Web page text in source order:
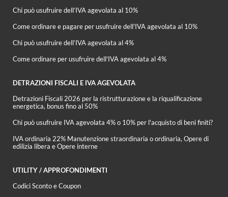
Chi può usufruire dell’IVA agevolata al 10%
Come ordinare e pagare per usufruire dell'IVA agevolata al 10%
Chi può usufruire dell’IVA agevolata al 4%
Come ordinare per usufruire dell'IVA agevolata al 4%
DETRAZIONI FISCALI E IVA AGEVOLATA
Detrazioni Fiscali 2026 per la ristrutturazione e la riqualificazione
energetica, bonus fino al 50%
Chi può usufruire IVA agevolata 4% o 10% per l'acquisto di beni finiti?
IVA ordinaria 22% Manutenzione straordinaria o ordinaria, Opere di
edilizia libera e Opere interne
UTILITY / APPROFONDIMENTI
Codici Sconto e Coupon